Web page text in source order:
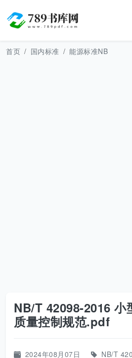
首页 国内标准 能源标准NB
NB/T 42098-2016 小
质量控制规范.pdf
2024年08月07日
NB/T